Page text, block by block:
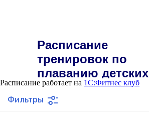
Расписание
тренировок по
плаванию детских
групп
Расписание работает на 1С:Фитнес клуб